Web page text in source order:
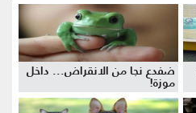
ضفدع نجا من الانقراض... داخل
موزة!